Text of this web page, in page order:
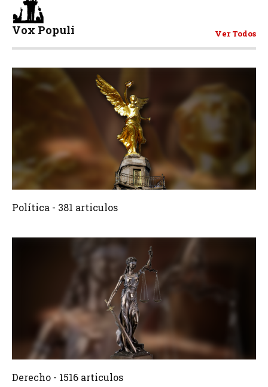
Vox Populi Ver Todos
381 Articulos
Política - 381 articulos
Crear 1516 Articulos
Derecho - 1516 articulos